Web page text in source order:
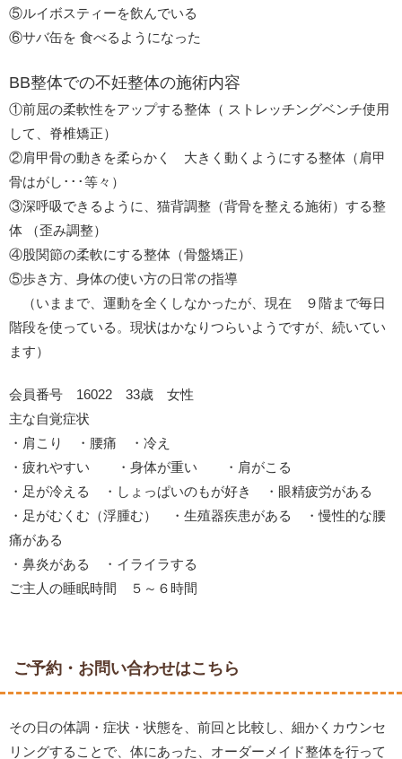
⑤ルイボスティーを飲んでいる
⑥サバ缶を 食べるようになった
BB整体での不妊整体の施術内容
①前屈の柔軟性をアップする整体（ ストレッチングベンチ使用
して、脊椎矯正）
②肩甲骨の動きを柔らかく 大きく動くようにする整体（肩甲
骨はがし･･･等々）
③深呼吸できるように、猫背調整（背骨を整える施術）する整
体 （歪み調整）
④股関節の柔軟にする整体（骨盤矯正）
⑤歩き方、身体の使い方の日常の指導
（いままで、運動を全くしなかったが、現在 ９階まで毎日
階段を使っている。現状はかなりつらいようですが、続いてい
ます）
会員番号 16022 33歳 女性
主な自覚症状
・肩こり ・腰痛 ・冷え
・疲れやすい ・身体が重い ・肩がこる
・足が冷える ・しょっぱいのもが好き ・眼精疲労がある
・足がむくむ（浮腫む） ・生殖器疾患がある ・慢性的な腰
痛がある
・鼻炎がある ・イライラする
ご主人の睡眠時間 ５～６時間
ご予約・お問い合わせはこちら
その日の体調・症状・状態を、前回と比較し、細かくカウンセ
リングすることで、体にあった、オーダーメイド整体を行って